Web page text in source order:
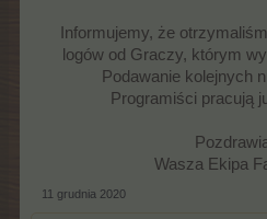
Informujemy, że
logów od Graczy, którym
Podawanie kolejnych
Programiści pracują
Wasza Ekipa
11 grudnia 2020